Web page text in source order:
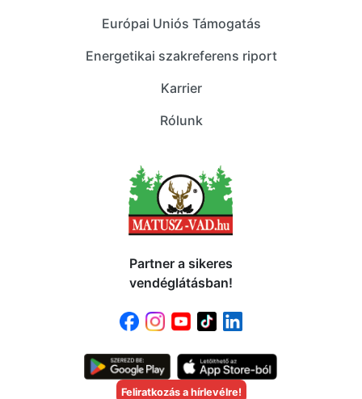
Európai Uniós Támogatás
Energetikai szakreferens riport
Karrier
Rólunk
Partner a sikeres
vendéglátásban!
Feliratkozás a hírlevélre!